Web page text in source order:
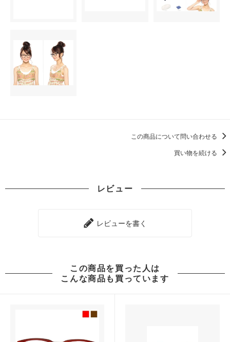
この商品について問い合わせる
買い物を続ける
レビュー
レビューを書く
この商品を買った人は
こんな商品も買っています